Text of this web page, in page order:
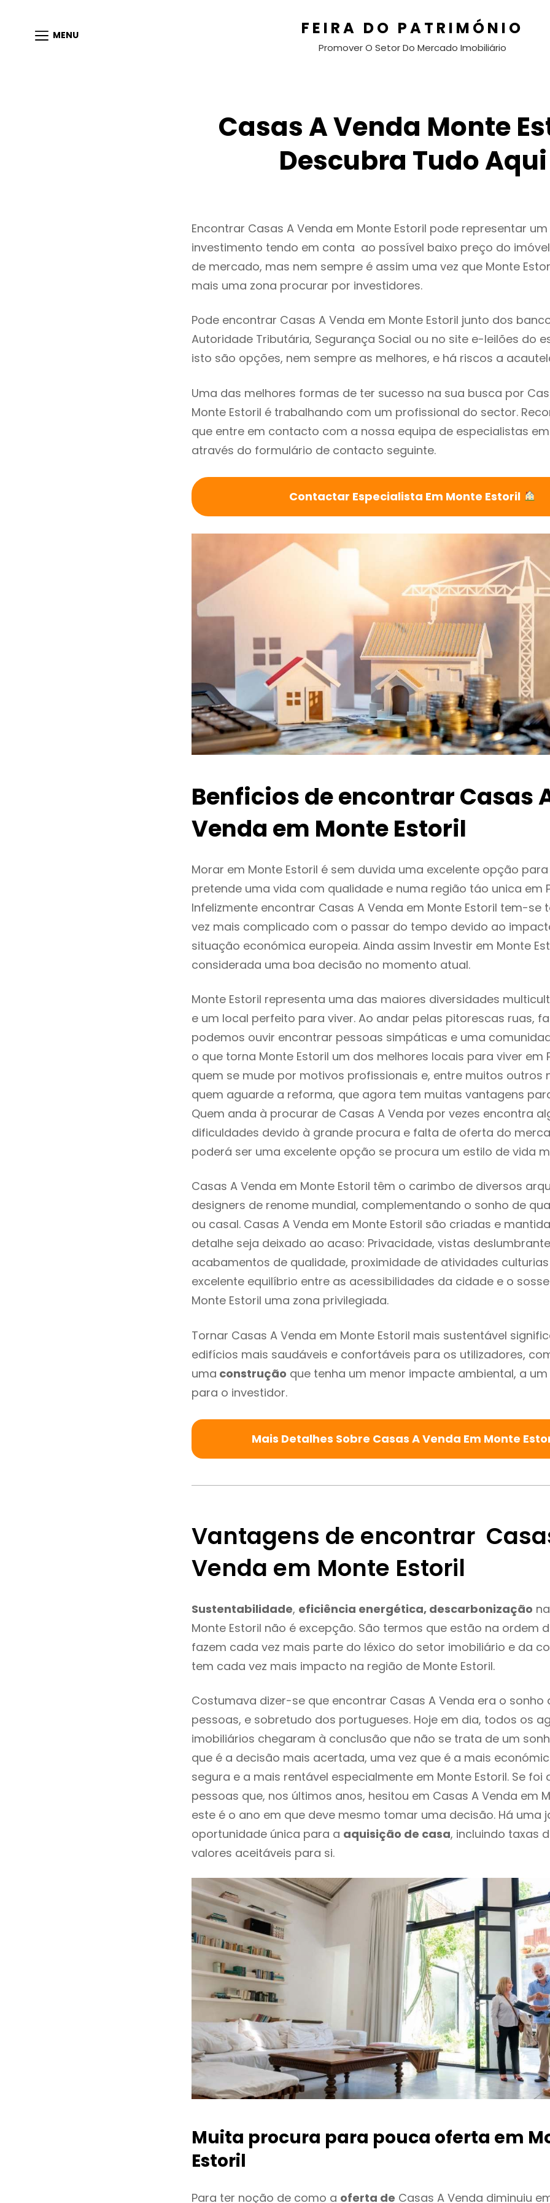
MENU FEIRA DO PATRIMÓNIO
Promover O Setor Do Mercado Imobiliário
Casas A Venda Monte
Descubra Tudo Aqui
Encontrar Casas A Venda em Monte Estoril pode representar
investimento tendo em conta ao possível baixo preço do
de mercado, mas nem sempre é assim uma vez que Monte
mais uma zona procurar por investidores.
Pode encontrar Casas A Venda em Monte Estoril junto dos
Autoridade Tributária, Segurança Social ou no site e-leilões do
isto são opções, nem sempre as melhores, e há riscos a
Uma das melhores formas de ter sucesso na sua busca por
Monte Estoril é trabalhando com um profissional do sector.
que entre em contacto com a nossa equipa de especialistas
através do formulário de contacto seguinte.
Contactar Especialista Em Monte Estoril
Benficios de encontrar Casas
Venda em Monte Estoril
Morar em Monte Estoril é sem duvida uma excelente opção
pretende uma vida com qualidade e numa região táo unica em
Infelizmente encontrar Casas A Venda em Monte Estoril tem-se
vez mais complicado com o passar do tempo devido ao
situação económica europeia. Ainda assim Investir em Monte
considerada uma boa decisão no momento atual.
Monte Estoril representa uma das maiores diversidades
e um local perfeito para viver. Ao andar pelas pitorescas ruas,
podemos ouvir encontrar pessoas simpáticas e uma
o que torna Monte Estoril um dos melhores locais para viver em
quem se mude por motivos profissionais e, entre muitos outros
quem aguarde a reforma, que agora tem muitas vantagens
Quem anda à procurar de Casas A Venda por vezes encontra
dificuldades devido à grande procura e falta de oferta do
poderá ser uma excelente opção se procura um estilo de vida
Casas A Venda em Monte Estoril têm o carimbo de diversos
designers de renome mundial, complementando o sonho de
ou casal. Casas A Venda em Monte Estoril são criadas e
detalhe seja deixado ao acaso: Privacidade, vistas
acabamentos de qualidade, proximidade de atividades
excelente equilíbrio entre as acessibilidades da cidade e o
Monte Estoril uma zona privilegiada.
Tornar Casas A Venda em Monte Estoril mais sustentável
edifícios mais saudáveis e confortáveis para os utilizadores,
uma construção que tenha um menor impacte ambiental, a
para o investidor.
Mais Detalhes Sobre Casas A Venda Em Monte
Vantagens de encontrar
Venda em Monte Estoril
Sustentabilidade, eficiência energética, descarbonização
Monte Estoril não é excepção. São termos que estão na ordem
fazem cada vez mais parte do léxico do setor imobiliário e da
tem cada vez mais impacto na região de Monte Estoril.
Costumava dizer-se que encontrar Casas A Venda era o sonho
pessoas, e sobretudo dos portugueses. Hoje em dia, todos os
imobiliários chegaram à conclusão que não se trata de um
que é a decisão mais acertada, uma vez que é a mais
segura e a mais rentável especialmente em Monte Estoril. Se foi
pessoas que, nos últimos anos, hesitou em Casas A Venda em
este é o ano em que deve mesmo tomar uma decisão. Há uma
oportunidade única para a aquisição de casa, incluindo taxas
valores aceitáveis para si.
Muita procura para pouca oferta em
Estoril
Para ter noção de como a oferta de Casas A Venda diminuiu